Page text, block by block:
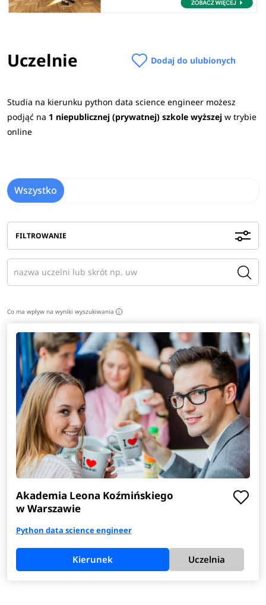
Uczelnie Dodaj do ulubionych
Studia na kierunku python data science engineer możesz
podjąć na 1 niepublicznej (prywatnej) szkole wyższejw trybie
online
Wszystko
FILTROWANIE
Co ma wpływ na wyniki wyszukiwania i
Akademia Leona Koźmińskiego
w Warszawie
Python data science engineer
Kierunek Uczelnia